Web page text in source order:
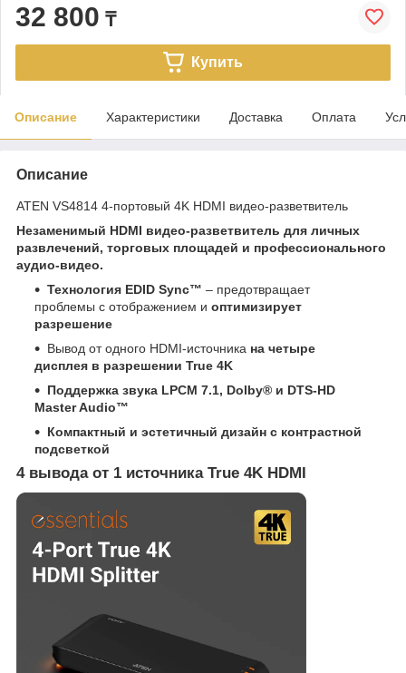
32 800 ₸
Купить
Описание Характеристики Доставка Оплата
Описание
ATEN VS4814 4-портовый 4K HDMI видео-разветвитель
Незаменимый HDMI видео-разветвитель для личных
развлечений, торговых площадей и профессионального
аудио-видео.
Технология EDID Sync™ – предотвращает
проблемы с отображением и оптимизирует
разрешение
Вывод от одного HDMI-источника на четыре
дисплея в разрешении True 4K
Поддержка звука LPCM 7.1, Dolby® и DTS-HD
Master Audio™
Компактный и эстетичный дизайн с контрастной
подсветкой
4 вывода от 1 источника True 4K HDMI